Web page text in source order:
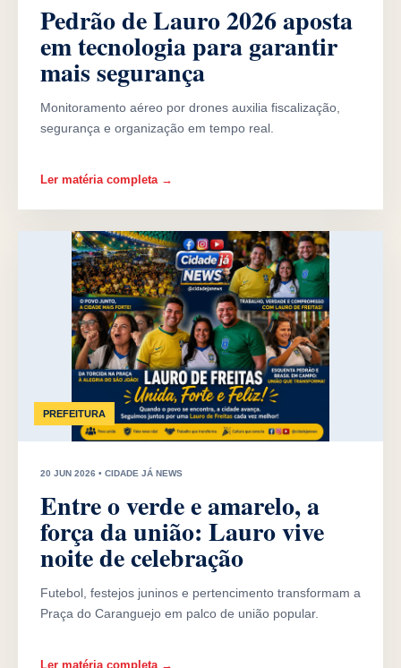
Pedrão de Lauro 2026 aposta
em tecnologia para garantir
mais segurança
Monitoramento aéreo por drones auxilia fiscalização,
segurança e organização em tempo real.
Ler matéria completa →
PREFEITURA
20 JUN 2026 • CIDADE JÁ NEWS
Entre o verde e amarelo, a
força da união: Lauro vive
noite de celebração
Futebol, festejos juninos e pertencimento transformam a
Praça do Caranguejo em palco de união popular.
Ler matéria completa →